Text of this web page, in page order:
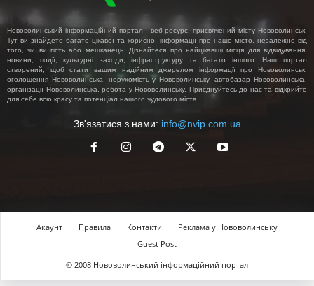
Нововолинський інформаційний портал - веб-ресурс, присвячений місту Нововолинськ.
Тут ви знайдете багато цікавої та корисної інформації про наше місто, незалежно від
того, чи ви гість або мешканець. Дізнайтеся про найцікавіші місця для відвідування,
новини, події, культурні заходи, інфраструктуру та багато іншого. Наш портал
створений, щоб стати вашим надійним джерелом інформації про Нововолинськ,
оголошення Нововолинська, нерухомість у Нововолинську, автобазар Нововолинська,
організації Нововолинська, робота у Нововолинську. Приєднуйтесь до нас та відкрийте
для себе всю красу та потенціал нашого чудового міста.
Зв'язатися з нами: info@nvip.com.ua
Акаунт Правила Контакти
Реклама у Нововолинську
Guest Post
© 2008 Нововолинський інформаційний портал